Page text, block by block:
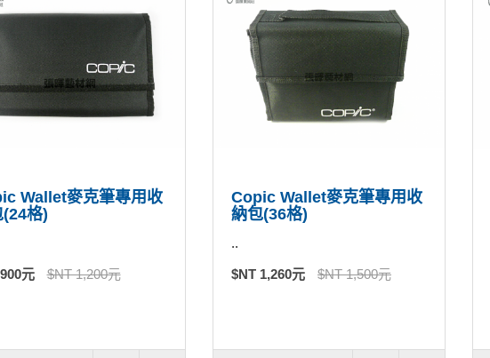
Wallet麥克筆專用收
格)
元 $NT 1,200元
Copic Wallet麥克筆專用收
納包(36格)
..
$NT 1,260元 $NT 1,500元